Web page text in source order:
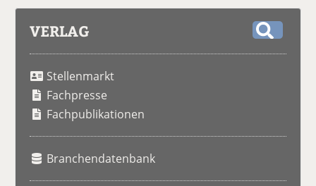
VERLAG
Stellenmarkt
Fachpresse
Fachpublikationen
Branchendatenbank